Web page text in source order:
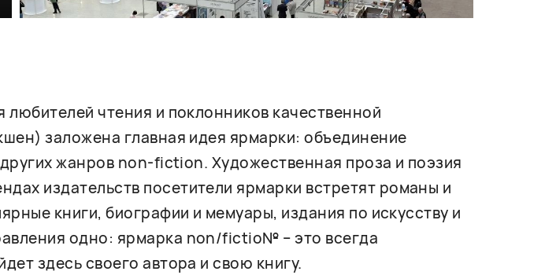
любителей чтения и поклонников качественной
заложена главная идея ярмарки: объединение
жанров non-fiction. Художественная проза и поэзия
издательств посетители ярмарки встретят романы и
книги, биографии и мемуары, издания по искусству и
одно: ярмарка non/fictio№ – это всегда
здесь своего автора и свою книгу.